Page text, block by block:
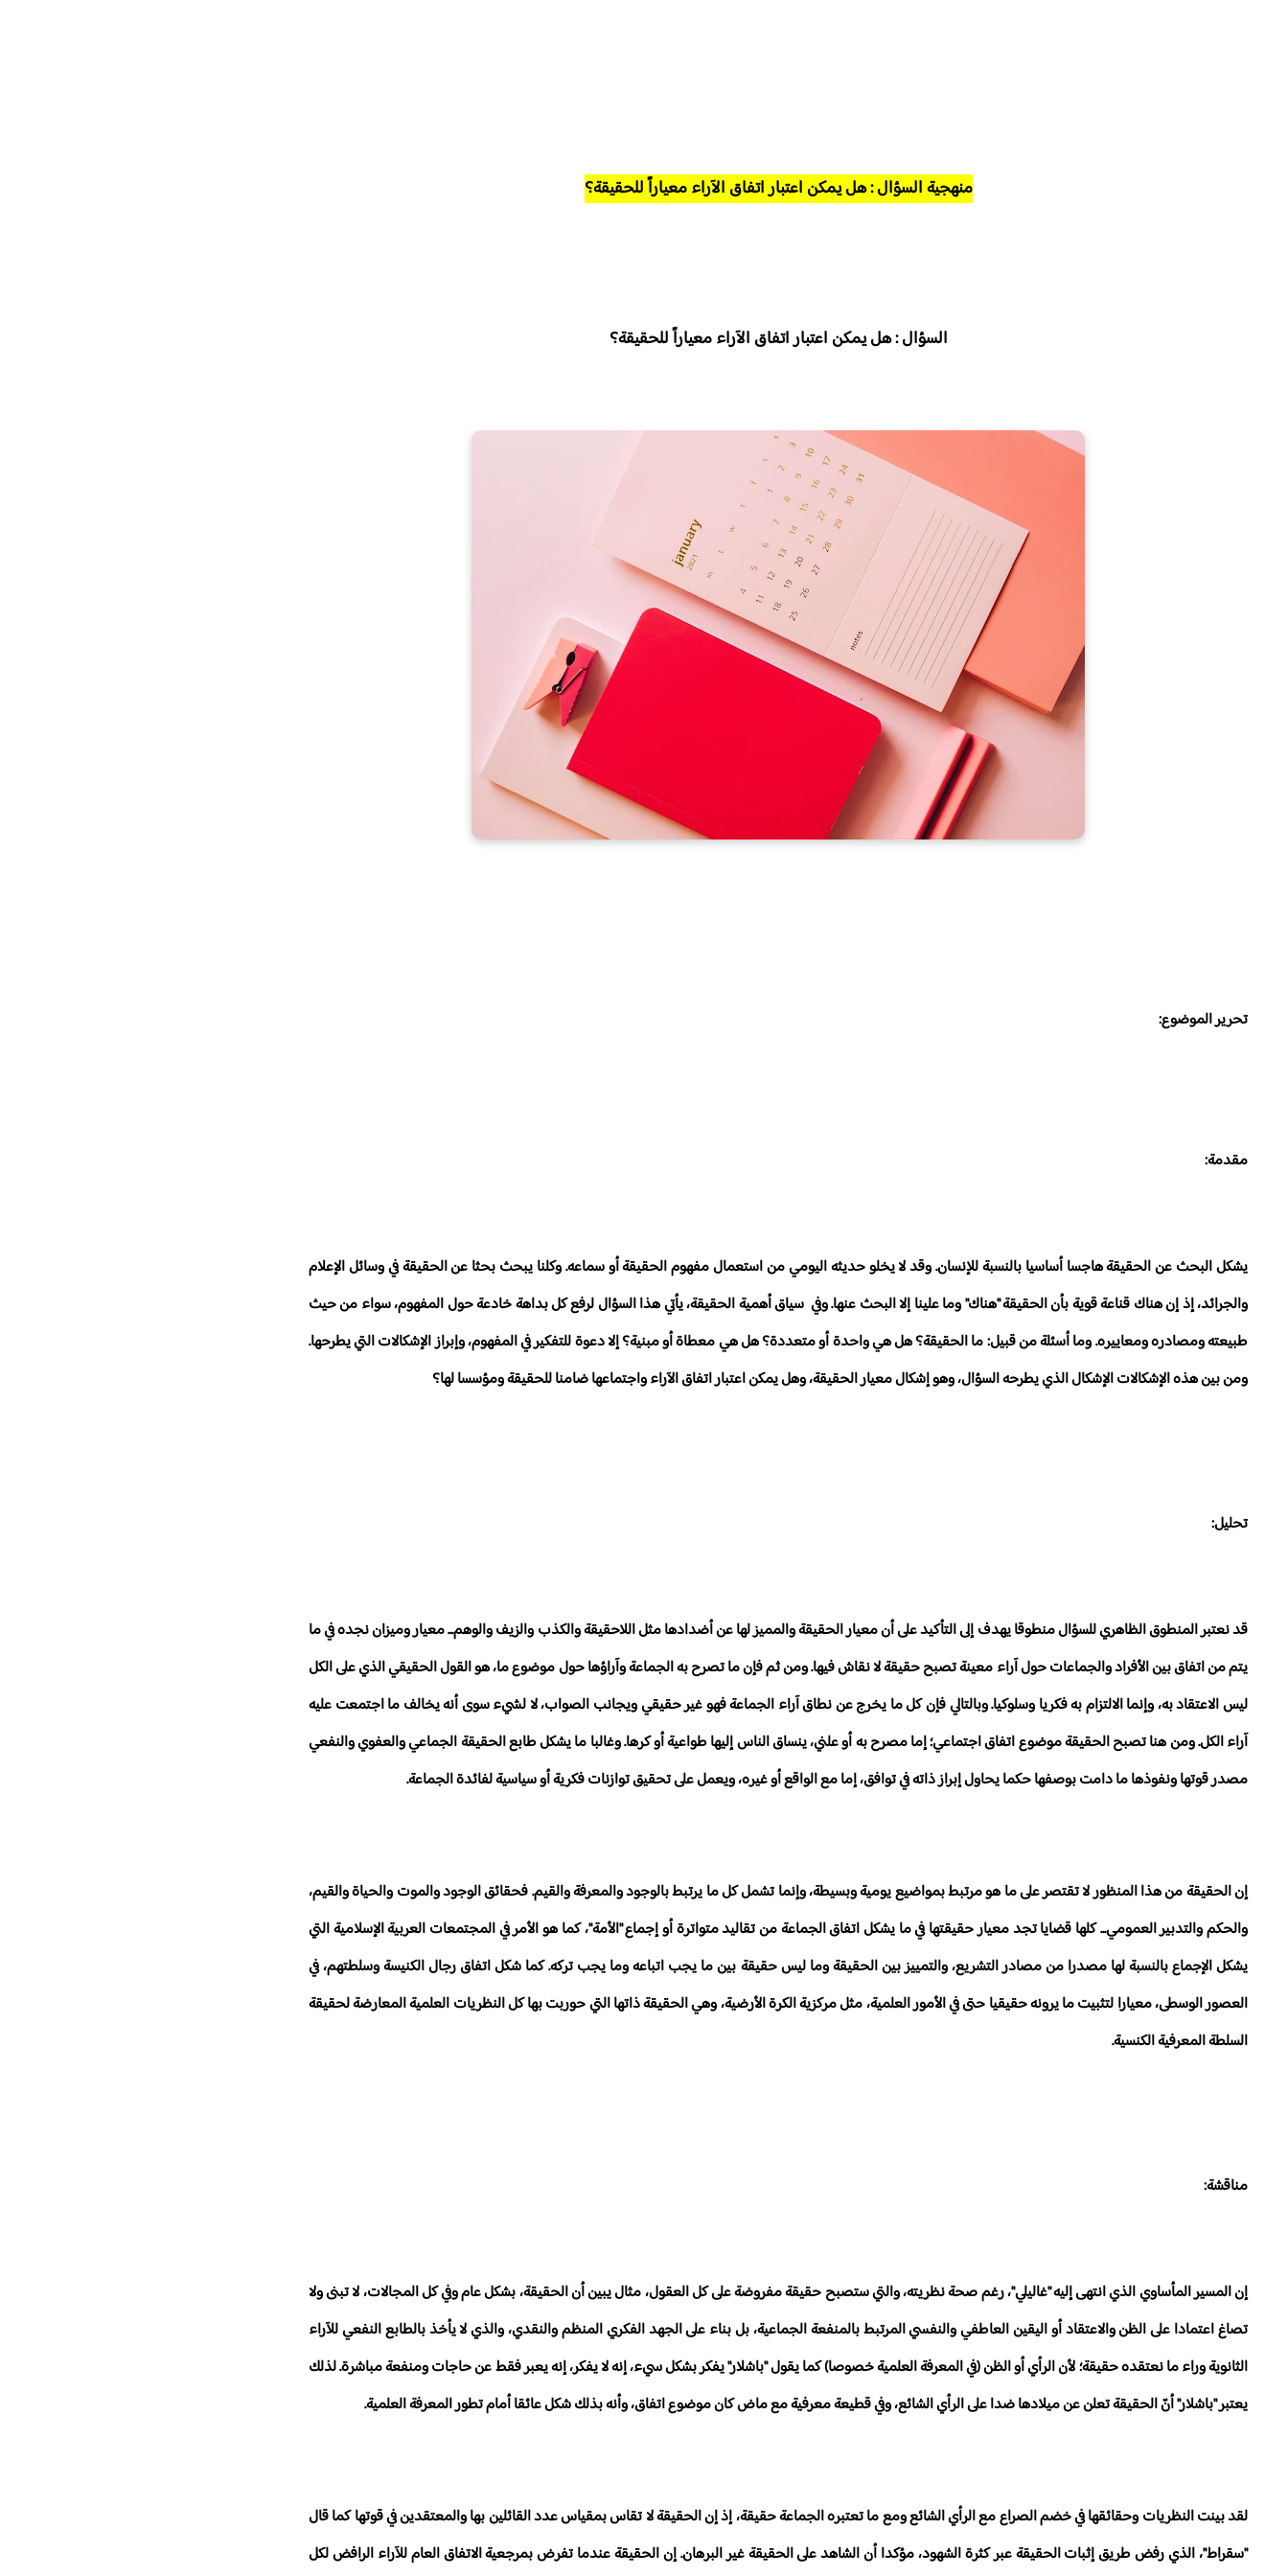
منهجية السؤال : هل يمكن اعتبار اتفاق الآراء معياراً للحقيقة؟
السؤال : هل يمكن اعتبار اتفاق الآراء معياراً للحقيقة؟
تحرير الموضوع:
مقدمة:
يشكل البحث عن الحقيقة هاجسا أساسيا بالنسبة للإنسان. وقد لا يخلو حديثه اليومي من استعمال مفهوم الحقيقة أو سماعه. وكلنا يبحث بحثا عن الحقيقة في وسائل الإعلام
والجرائد، إذ إن هناك قناعة قوية بأن الحقيقة "هناك" وما علينا إلا البحث عنها. وفي سياق أهمية الحقيقة، يأتي هذا السؤال لرفع كل بداهة خادعة حول المفهوم، سواء من حيث
طبيعته ومصادره ومعاييره. وما أسئلة من قبيل: ما الحقيقة؟ هل هي واحدة أو متعددة؟ هل هي معطاة أو مبنية؟ إلا دعوة للتفكير في المفهوم، وإبراز الإشكالات التي يطرحها.
ومن بين هذه الإشكالات الإشكال الذي يطرحه السؤال، وهو إشكال معيار الحقيقة، وهل يمكن اعتبار اتفاق الآراء واجتماعها ضامنا للحقيقة ومؤسسا لها؟
تحليل:
قد نعتبر المنطوق الظاهري للسؤال منطوقا يهدف إلى التأكيد على أن معيار الحقيقة والمميز لها عن أضدادها مثل اللاحقيقة والكذب والزيف والوهم... معيار وميزان نجده في ما
يتم من اتفاق بين الأفراد والجماعات حول آراء معينة تصبح حقيقة لا نقاش فيها. ومن ثم فإن ما تصرح به الجماعة وآراؤها حول موضوع ما، هو القول الحقيقي الذي على الكل
ليس الاعتقاد به، وإنما الالتزام به فكريا وسلوكيا. وبالتالي فإن كل ما يخرج عن نطاق آراء الجماعة فهو غير حقيقي ويجانب الصواب، لا لشيء سوى أنه يخالف ما اجتمعت عليه
آراء الكل. ومن هنا تصبح الحقيقة موضوع اتفاق اجتماعي؛ إما مصرح به أو علني، ينساق الناس إليها طواعية أو كرها. وغالبا ما يشكل طابع الحقيقة الجماعي والعفوي والنفعي
مصدر قوتها ونفوذها ما دامت بوصفها حكما يحاول إبراز ذاته في توافق، إما مع الواقع أو غيره، ويعمل على تحقيق توازنات فكرية أو سياسية لفائدة الجماعة.
إن الحقيقة من هذا المنظور لا تقتصر على ما هو مرتبط بمواضيع يومية وبسيطة، وإنما تشمل كل ما يرتبط بالوجود والمعرفة والقيم. فحقائق الوجود والموت والحياة والقيم،
والحكم والتدبير العمومي... كلها قضايا تجد معيار حقيقتها في ما يشكل اتفاق الجماعة من تقاليد متواترة أو إجماع "الأمة"، كما هو الأمر في المجتمعات العربية الإسلامية التي
يشكل الإجماع بالنسبة لها مصدرا من مصادر التشريع، والتمييز بين الحقيقة وما ليس حقيقة بين ما يجب اتباعه وما يجب تركه. كما شكل اتفاق رجال الكنيسة وسلطتهم، في
العصور الوسطى، معيارا لتثبيت ما يرونه حقيقيا حتى في الأمور العلمية، مثل مركزية الكرة الأرضية، وهي الحقيقة ذاتها التي حوربت بها كل النظريات العلمية المعارضة لحقيقة
السلطة المعرفية الكنسية.
مناقشة:
إن المسير المأساوي الذي انتهى إليه "غاليلي"، رغم صحة نظريته، والتي ستصبح حقيقة مفروضة على كل العقول، مثال يبين أن الحقيقة، بشكل عام وفي كل المجالات، لا تبنى ولا
تصاغ اعتمادا على الظن والاعتقاد أو اليقين العاطفي والنفسي المرتبط بالمنفعة الجماعية، بل بناء على الجهد الفكري المنظم والنقدي، والذي لا يأخذ بالطابع النفعي للآراء
الثانوية وراء ما نعتقده حقيقة؛ لأن الرأي أو الظن (في المعرفة العلمية خصوصا) كما يقول "باشلار" يفكر بشكل سيء، إنه لا يفكر، إنه يعبر فقط عن حاجات ومنفعة مباشرة. لذلك
يعتبر "باشلار" أنّ الحقيقة تعلن عن ميلادها ضدا على الرأي الشائع، وفي قطيعة معرفية مع ماض كان موضوع اتفاق، وأنه بذلك شكل عائقا أمام تطور المعرفة العلمية.
لقد بينت النظريات وحقائقها في خضم الصراع مع الرأي الشائع ومع ما تعتبره الجماعة حقيقة، إذ إن الحقيقة لا تقاس بمقياس عدد القائلين بها والمعتقدين في قوتها كما قال
"سقراط"، الذي رفض طريق إثبات الحقيقة عبر كثرة الشهود، مؤكدا أن الشاهد على الحقيقة غير البرهان. إن الحقيقة عندما تفرض بمرجعية الاتفاق العام للآراء الرافض لكل